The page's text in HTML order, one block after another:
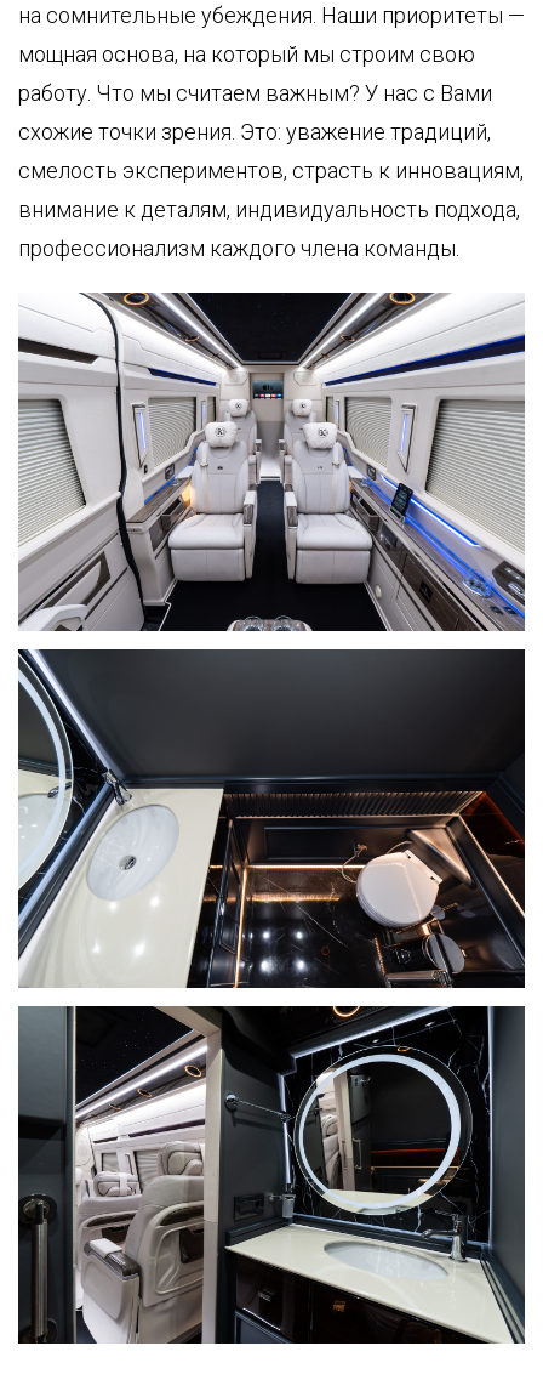
на сомнительные убеждения. Наши приоритеты —
мощная основа, на который мы строим свою
работу. Что мы считаем важным? У нас с Вами
схожие точки зрения. Это: уважение традиций,
смелость экспериментов, страсть к инновациям,
внимание к деталям, индивидуальность подхода,
профессионализм каждого члена команды.